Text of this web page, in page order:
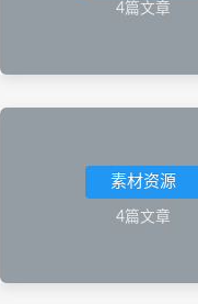
4篇文章
素材资源
4篇文章